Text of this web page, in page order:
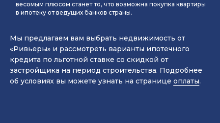
весомым плюсом станет то, что возможна покупка квартиры
в ипотеку от ведущих банков страны.
Мы предлагаем вам выбрать недвижимость от
«Ривьеры» и рассмотреть варианты ипотечного
кредита по льготной ставке со скидкой от
застройщика на период строительства. Подробнее
об условиях вы можете узнать на странице оплаты.